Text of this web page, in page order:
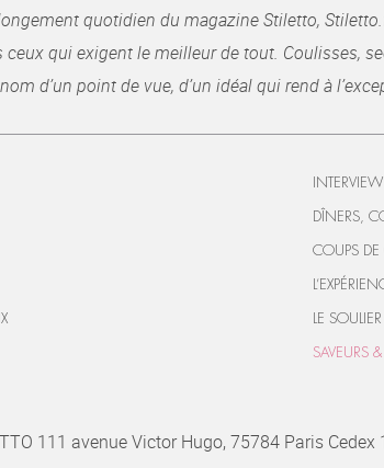
quotidien du magazine Stiletto,
ceux qui exigent le meilleur de tout. Coulisses,
d’un point de vue, d’un idéal qui rend à
DÎNERS,
COUPS DE
LE
SAVEURS &
111 avenue Victor Hugo, 75784 Paris Cedex